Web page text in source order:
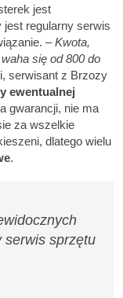
jest
jest regularny serwis
–Kwota,
się od 800 do
serwisant z Brzozy
ewentualnej
gwarancji, nie ma
za wszelkie
dlatego wielu
.
serwis sprzętu